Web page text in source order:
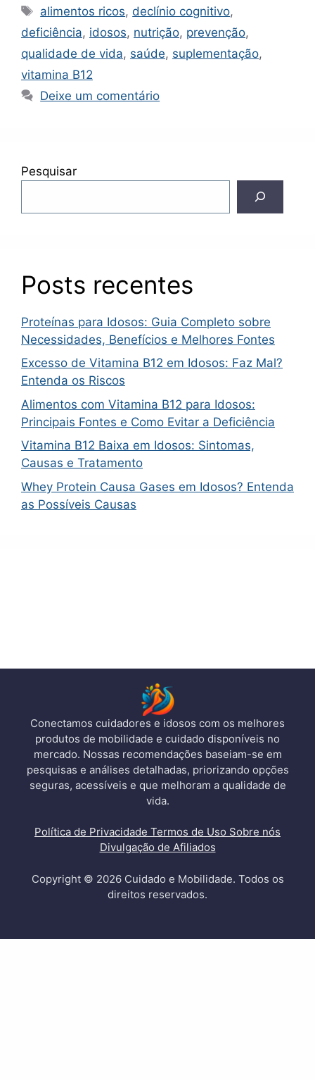
Tags
alimentos ricos,declínio cognitivo,
deficiência, idosos, nutrição, prevenção,
qualidade de vida, saúde, suplementação,
vitamina B12
Deixe um comentário
Pesquisar
Posts recentes
Proteínas para Idosos: Guia Completo sobre
Necessidades, Benefícios e Melhores Fontes
Excesso de Vitamina B12 em Idosos: Faz Mal?
Entenda os Riscos
Alimentos com Vitamina B12 para Idosos:
Principais Fontes e Como Evitar a Deficiência
Vitamina B12 Baixa em Idosos: Sintomas,
Causas e Tratamento
Whey Protein Causa Gases em Idosos? Entenda
as Possíveis Causas
Conectamos cuidadores e idosos com os melhores
produtos de mobilidade e cuidado disponíveis no
mercado. Nossas recomendações baseiam-se em
pesquisas e análises detalhadas, priorizando opções
seguras, acessíveis e que melhoram a qualidade de
vida.
Política de Privacidade Termos de Uso Sobre nós
Divulgação de Afiliados
Copyright © 2026 Cuidado e Mobilidade. Todos os
direitos reservados.